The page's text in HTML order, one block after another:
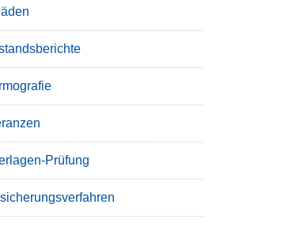
Prüfung